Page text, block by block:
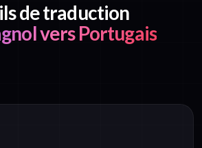
de traduction
vers Portugais